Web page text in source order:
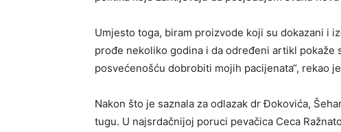
Umjesto toga, biram proizvode koji su dokazani i
prođe nekoliko godina i da određeni artikl
posvećenošću dobrobiti mojih pacijenata“, rekao
Nakon što je saznala za odlazak dr Đokovića,
tugu. U najsrdačnijoj poruci pevačica Ceca